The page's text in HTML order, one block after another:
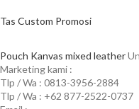
Tas Custom Promosi
Pouch Kanvas mixed leather
Marketing kami :
Tlp / Wa : 0813-3956-2884
Tlp / Wa : +62 877-2522-0737